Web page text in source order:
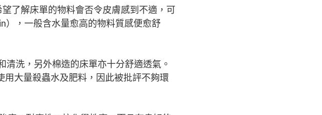
了解床單的物料會否令皮膚感到不適，可
，一般含水量愈高的物料質感便愈舒
洗，另外棉造的床單亦十分舒適透氣。
大量殺蟲水及肥料，因此被批評不夠環